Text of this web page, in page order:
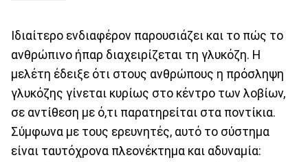
Ιδιαίτερο ενδιαφέρον παρουσιάζει και το πώς το
ανθρώπινο ήπαρ διαχειρίζεται τη γλυκόζη. Η
μελέτη έδειξε ότι στους ανθρώπους η πρόσληψη
γλυκόζης γίνεται κυρίως στο κέντρο των λοβίων,
σε αντίθεση με ό,τι παρατηρείται στα ποντίκια.
Σύμφωνα με τους ερευνητές, αυτό το σύστημα
είναι ταυτόχρονα πλεονέκτημα και αδυναμία: